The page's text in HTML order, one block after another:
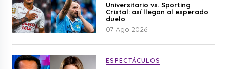
Universitario vs. Sporting
Cristal: así llegan al esperado
duelo
07 Ago 2026
ESPECTÁCULOS